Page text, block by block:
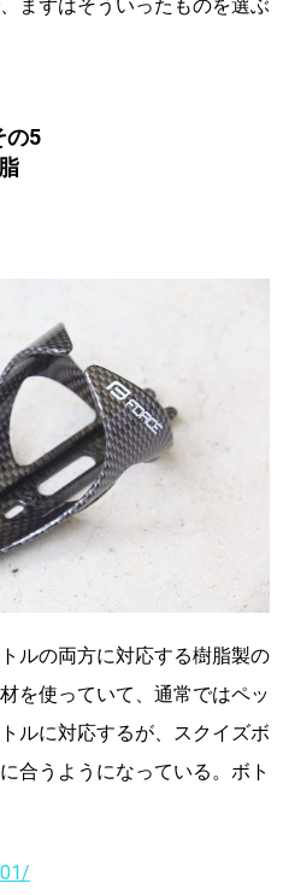
まずはそういったものを選ぶ
の5
ルの両方に対応する樹脂製の
を使っていて、通常ではペッ
ルに対応するが、スクイズボ
合うようになっている。ボト